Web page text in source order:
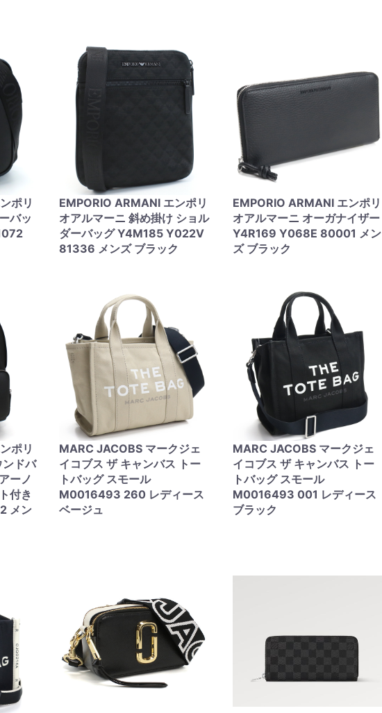
ポリ
バッ
EMPORIO ARMANI エンポリ
オアルマーニ 斜め掛け ショル
ダーバッグ Y4M185 Y022V
81336 メンズ ブラック
EMPORIO ARMANI エンポリ
オアルマーニ オーガナイザー
Y4R169 Y068E 80001 メン
ズ ブラック
ポリ
ドバ
ーノ
付き
メン
MARC JACOBS マークジェ
イコブス ザ キャンバス トー
トバッグ スモール
M0016493 260 レディース
ベージュ
MARC JACOBS マークジェ
イコブス ザ キャンバス トー
トバッグ スモール
M0016493 001 レディース
ブラック